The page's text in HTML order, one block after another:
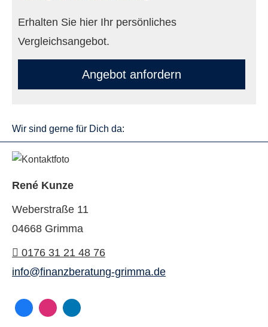
Erhalten Sie hier Ihr persönliches
Vergleichsangebot.
An­ge­bot an­for­dern
Wir sind gerne für Dich da:
René Kunze
Weberstraße 11
04668 Grimma
0176 31 21 48 76
info@finanzberatung-grimma.de